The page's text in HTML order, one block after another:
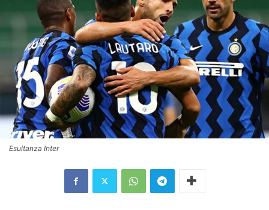
Esultanza Inter